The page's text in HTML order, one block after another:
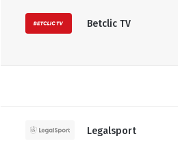
Betclic TV
Legalsport